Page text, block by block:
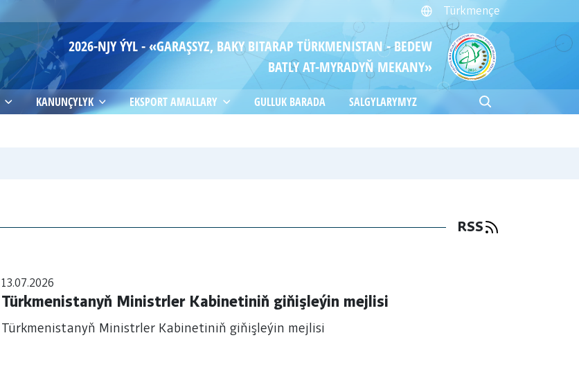
Türkmençe
2026-NJY ÝYL - «GARAŞSYZ, BAKY BITARAP TÜRKMENISTAN - BEDEW
BATLY AT-MYRADYŇ MEKANY»
KANUNÇYLYK EKSPORT AMALLARY GULLUK BARADA SALGYLARYMYZ
RSS
13.07.2026
Türkmenistanyň Ministrler Kabinetiniň giňişleýin mejlisi
Türkmenistanyň Ministrler Kabinetiniň giňişleýin mejlisi